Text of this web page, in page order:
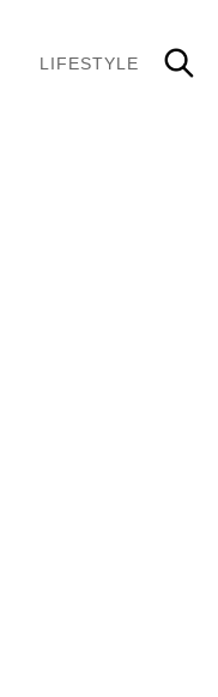
LIFESTYLE